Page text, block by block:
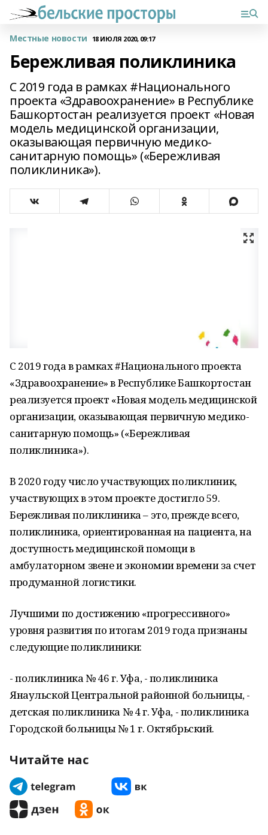
Местные новости 18 ИЮЛЯ 2020, 09:17
Бережливая поликлиника
С 2019 года в рамках #Национального
проекта «Здравоохранение» в Республике
Башкортостан реализуется проект «Новая
модель медицинской организации,
оказывающая первичную медико-
санитарную помощь» («Бережливая
поликлиника»).
С 2019 года в рамках #Национального проекта
«Здравоохранение» в Республике Башкортостан
реализуется проект «Новая модель медицинской
организации, оказывающая первичную медико-
санитарную помощь» («Бережливая
поликлиника»).
В 2020 году число участвующих поликлиник,
участвующих в этом проекте достигло 59.
Бережливая поликлиника – это, прежде всего,
поликлиника, ориентированная на пациента, на
доступность медицинской помощи в
амбулаторном звене и экономии времени за счет
продуманной логистики.
Лучшими по достижению «прогрессивного»
уровня развития по итогам 2019 года признаны
следующие поликлиники:
- поликлиника № 46 г. Уфа, - поликлиника
Янаульской Центральной районной больницы, -
детская поликлиника № 4 г. Уфа, - поликлиника
Городской больницы № 1 г. Октябрьский.
Читайте нас